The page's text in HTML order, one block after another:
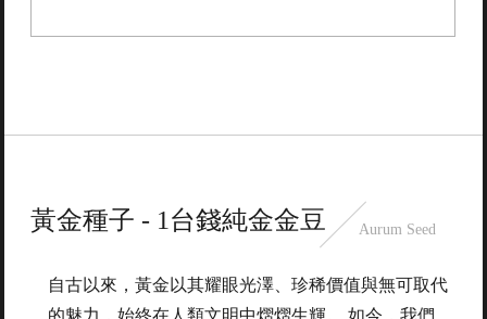
黃金種子 - 1台錢純金金豆 Aurum Seed
自古以來，黃金以其耀眼光澤、珍稀價值與無可取代